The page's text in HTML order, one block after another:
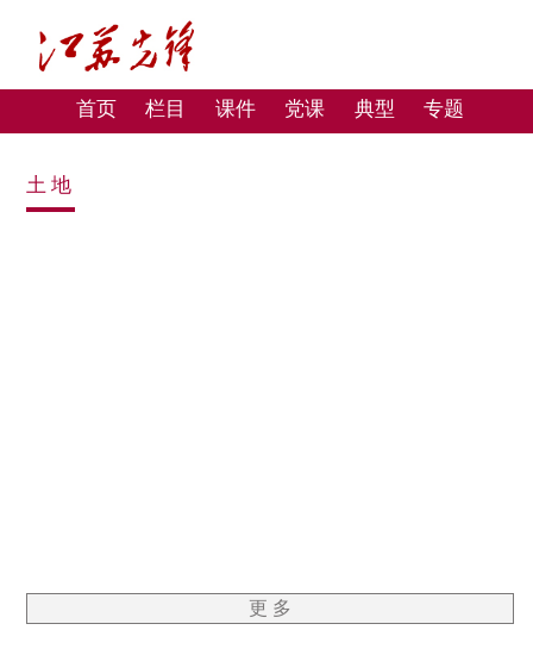
首页 栏目 课件 党课 典型 专题
土地
更 多